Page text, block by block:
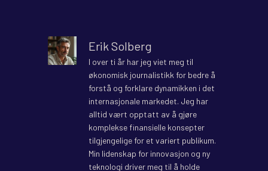
Erik Solberg
I over ti år har jeg viet meg til
økonomisk journalistikk for bedre å
forstå og forklare dynamikken i det
internasjonale markedet. Jeg har
alltid vært opptatt av å gjøre
komplekse finansielle konsepter
tilgjengelige for et variert publikum.
Min lidenskap for innovasjon og ny
teknologi driver meg til å holde